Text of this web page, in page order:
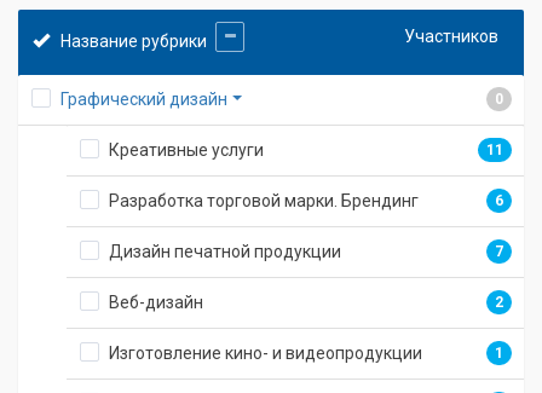
Название рубрики Участников
Графический дизайн 0
Креативные услуги 11
Разработка торговой марки. Брендинг 6
Дизайн печатной продукции 7
Веб-дизайн 2
Изготовление кино- и видеопродукции 1